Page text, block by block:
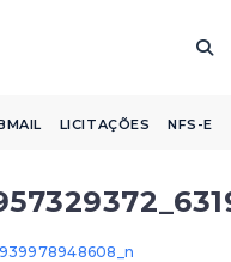
LICITAÇÕES NFS-E